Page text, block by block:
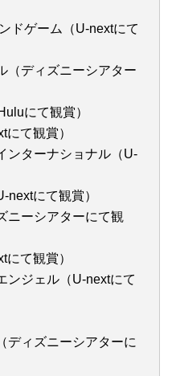
ドゲーム（U-nextにて
（ディズニーシアター
にて観賞）
にて観賞）
ンターナショナル（U-
nextにて観賞）
ニーシアターにて観
にて観賞）
ンジェル（U-nextにて
ディズニーシアターに